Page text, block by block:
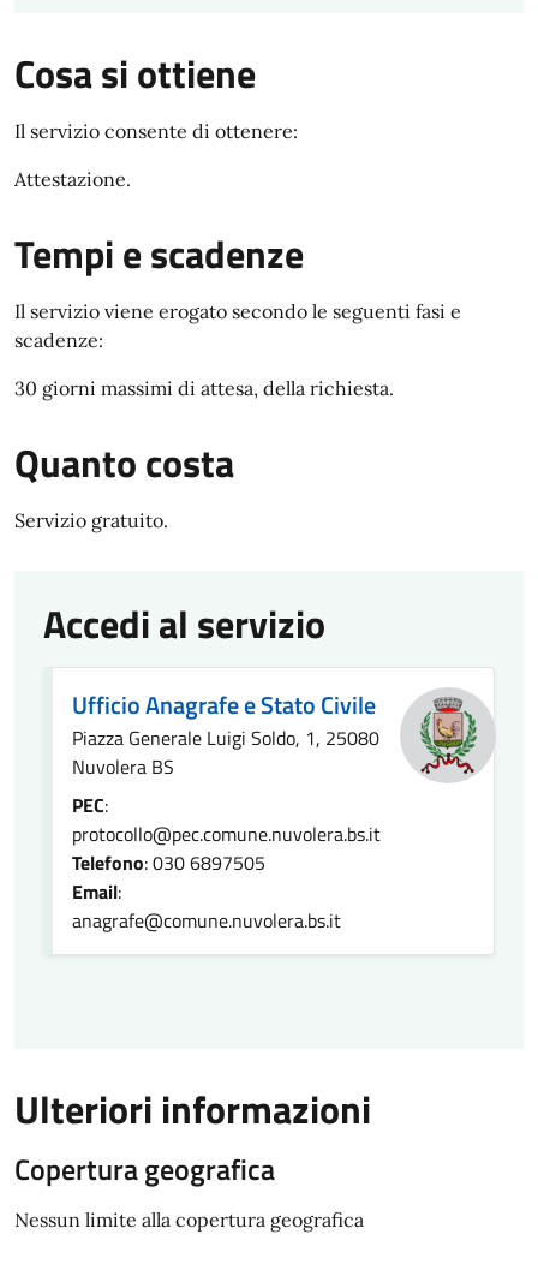
Cosa si ottiene
Il servizio consente di ottenere:
Attestazione.
Tempi e scadenze
Il servizio viene erogato secondo le seguenti fasi e
scadenze:
30 giorni massimi di attesa, della richiesta.
Quanto costa
Servizio gratuito.
Accedi al servizio
Ufficio Anagrafe e Stato Civile
Piazza Generale Luigi Soldo, 1, 25080
Nuvolera BS
PEC:
protocollo@pec.comune.nuvolera.bs.it
Telefono: 030 6897505
Email:
anagrafe@comune.nuvolera.bs.it
Ulteriori informazioni
Copertura geografica
Nessun limite alla copertura geografica